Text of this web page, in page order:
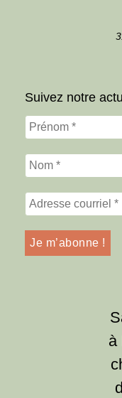
Suivez notre
à